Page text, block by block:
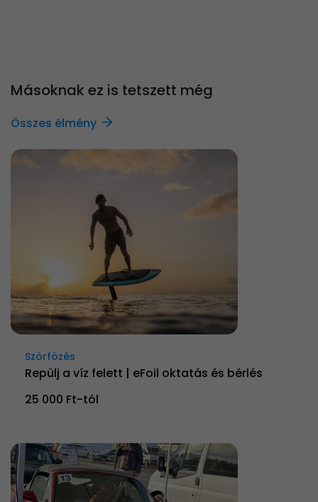
Másoknak ez is tetszett még
Összes élmény
Szörfözés
Repülj a víz felett | eFoil oktatás és bérlés
25 000 Ft-tól